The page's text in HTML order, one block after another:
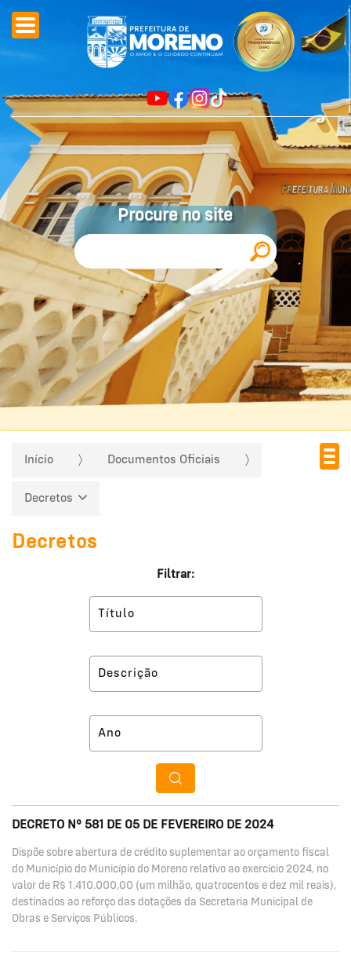
Procure no site
Início Documentos Oficiais
Decretos
Decretos
Filtrar:
DECRETO Nº 581 DE 05 DE FEVEREIRO DE 2024
Dispõe sobre abertura de crédito suplementar ao orçamento fiscal
do Município do Município do Moreno relativo ao exercício 2024, no
valor de R$ 1.410.000,00 (um milhão, quatrocentos e dez mil reais),
destinados ao reforço das dotações da Secretaria Municipal de
Obras e Serviços Públicos.